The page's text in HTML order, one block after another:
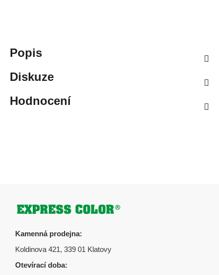
Popis
Diskuze
Hodnocení
Zápatí
Kamenná prodejna:
Koldinova 421, 339 01 Klatovy
Otevírací doba: